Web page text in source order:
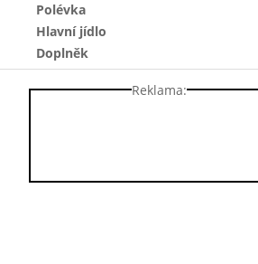
Polévka
Hlavní jídlo
Doplněk
Reklama: